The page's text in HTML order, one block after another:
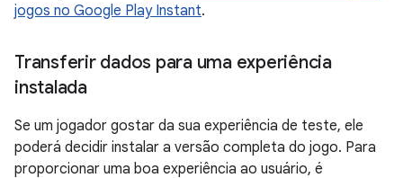
jogos no Google Play Instant.
Transferir dados para uma experiência
instalada
Se um jogador gostar da sua experiência de teste, ele
poderá decidir instalar a versão completa do jogo. Para
proporcionar uma boa experiência ao usuário, é